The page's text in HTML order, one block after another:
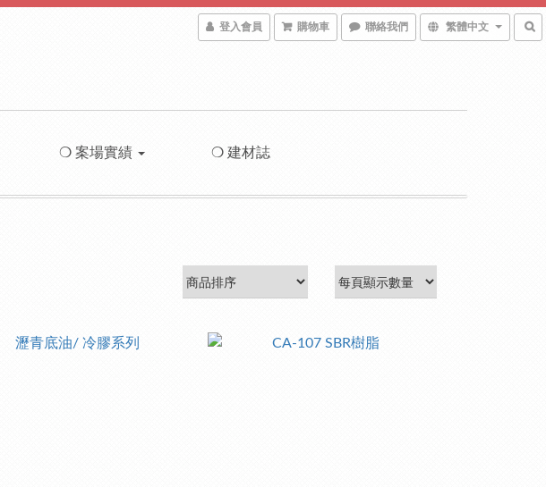
登入會員 購物車 聯絡我們 繁體中文
❍ 案場實績 ❍ 建材誌